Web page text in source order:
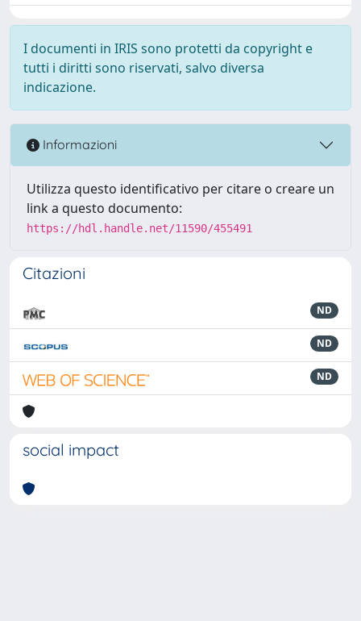
I documenti in IRIS sono protetti da copyright e
tutti i diritti sono riservati, salvo diversa
indicazione.
Informazioni
Utilizza questo identificativo per citare o creare un
link a questo documento:
https://hdl.handle.net/11590/455491
Citazioni
ND
ND
ND
social impact